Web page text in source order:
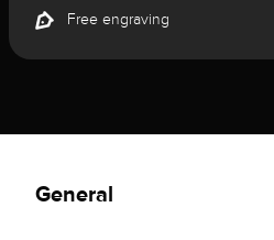
Free engraving
General